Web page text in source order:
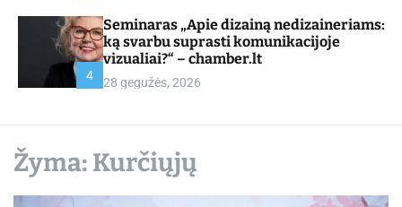
4
Seminaras „Apie dizainą nedizaineriams:
ką svarbu suprasti komunikacijoje
vizualiai?“ – chamber.lt
28 gegužės, 2026
Žyma: Kurčiųjų